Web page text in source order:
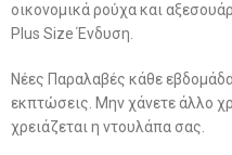
οικονομικά ρούχα και
Plus Size Ένδυση.
Νέες Παραλαβές κάθε
εκπτώσεις. Μην χάνετε άλλο
χρειάζεται η ντουλάπα σας.